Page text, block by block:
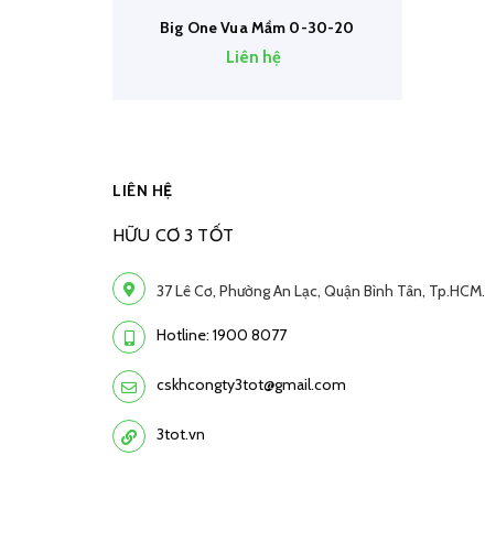
Big One Vua Mầm 0-30-20
Liên hệ
LIÊN HỆ
HỮU CƠ 3 TỐT
37 Lê Cơ, Phường An Lạc, Quận Bình Tân, Tp.HCM.
Hotline: 1900 8077
cskhcongty3tot@gmail.com
3tot.vn